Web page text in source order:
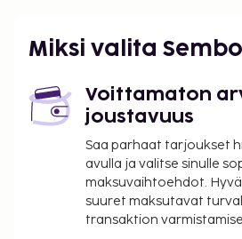
purjelautailumahdollisuus
suoritettavat maksut.
sovellettavat verot:
Takuumaksu vaurioiden
yöpyminen
Tässä on mainittu kaikki
ilmoittamat maksut.
Miksi valita Sembo
Voittamaton
joustavuus
Saa parhaat tarjoukset
avulla ja valitse sinulle
maksuvaihtoehdot.
suuret maksutavat
transaktion